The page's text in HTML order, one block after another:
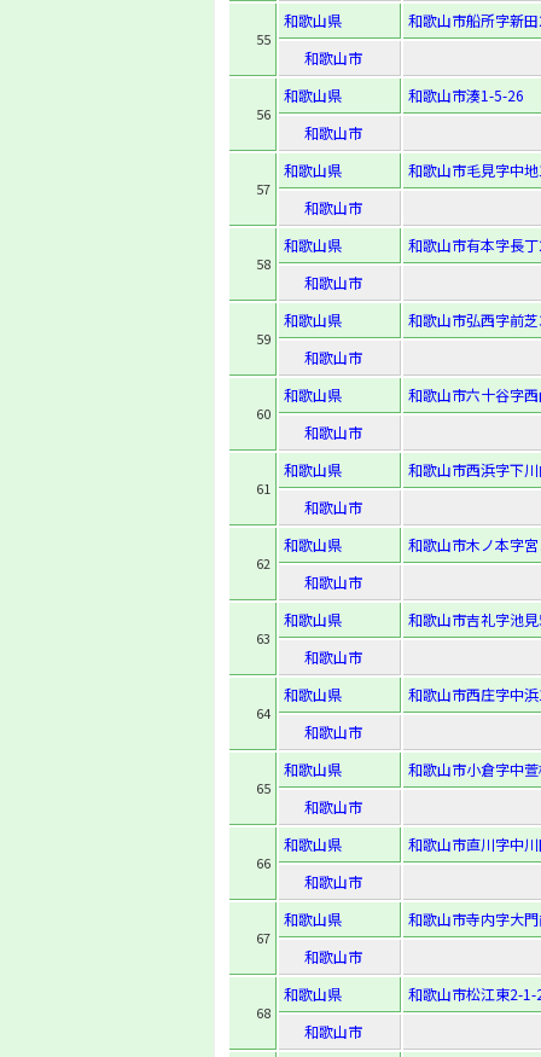
55
和歌山県
和歌山市船所字新
和歌山市
56
和歌山県
和歌山市湊1-5-26
和歌山市
57
和歌山県
和歌山市毛見字中
和歌山市
58
和歌山県
和歌山市有本字長
和歌山市
59
和歌山県
和歌山市弘西字前
和歌山市
60
和歌山県
和歌山市六十谷字
和歌山市
61
和歌山県
和歌山市西浜字下
和歌山市
62
和歌山県
和歌山市木ノ本字
和歌山市
63
和歌山県
和歌山市吉礼字池
和歌山市
64
和歌山県
和歌山市西庄字中
和歌山市
65
和歌山県
和歌山市小倉字中
和歌山市
66
和歌山県
和歌山市直川字中
和歌山市
67
和歌山県
和歌山市寺内字大
和歌山市
68
和歌山県
和歌山市松江東2-1-
和歌山市